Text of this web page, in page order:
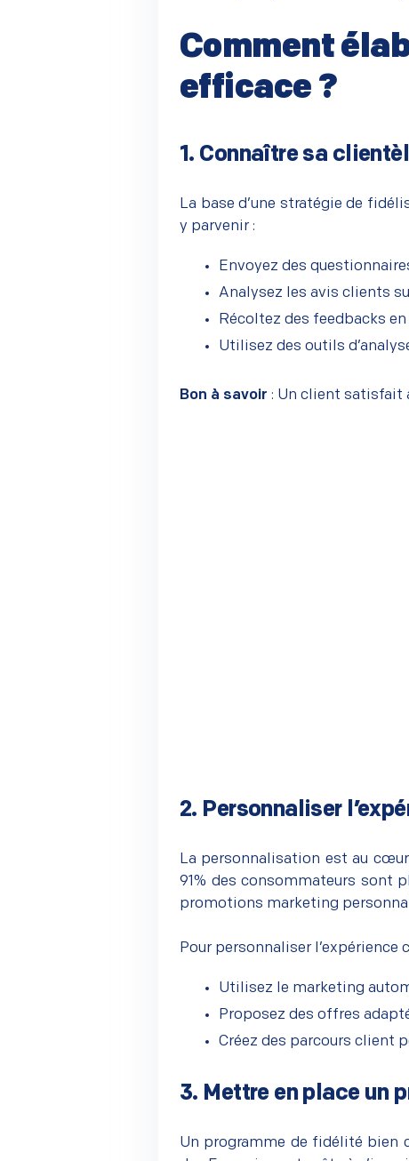
Comment
efficace ?
1. Connaître sa
La base d’une stratégie de
y parvenir :
Envoyez des
Analysez les avis clients
Récoltez des feedbacks
Utilisez des outils
Bon à savoir : Un client satisfait
2. Personnaliser
La personnalisation est au
91% des consommateurs sont
promotions marketing
Pour personnaliser l’expérience
Utilisez le marketing
Proposez des offres
Créez des parcours client
3. Mettre en place un
Un programme de fidélité bien